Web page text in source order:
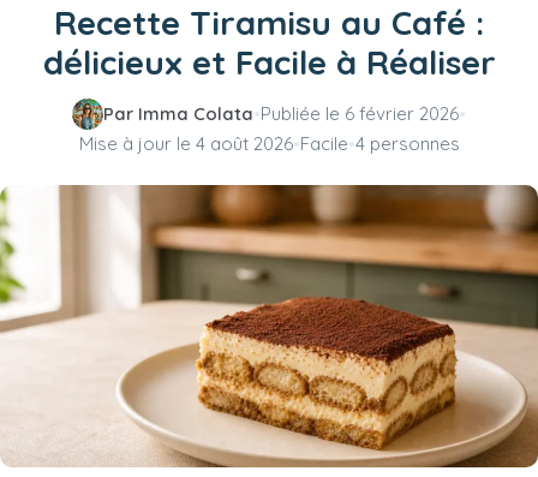
Recette Tiramisu au Café :
délicieux et Facile à Réaliser
Par Imma Colata•Publiée le 6 février 2026•
Mise à jour le 4 août 2026•Facile•4 personnes